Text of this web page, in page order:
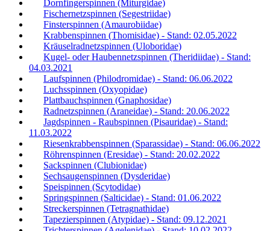
Dornfingerspinnen (Miturgidae)
Fischernetzspinnen (Segestriidae)
Finsterspinnen (Amaurobiidae)
Krabbenspinnen (Thomisidae) - Stand: 02.05.2022
Kräuselradnetzspinnen (Uloboridae)
Kugel- oder Haubennetzspinnen (Theridiidae) - Stand:
04.03.2021
Laufspinnen (Philodromidae) - Stand: 06.06.2022
Luchsspinnen (Oxyopidae)
Plattbauchspinnen (Gnaphosidae)
Radnetzspinnen (Araneidae) - Stand: 20.06.2022
Jagdspinnen - Raubspinnen (Pisauridae) - Stand:
11.03.2022
Riesenkrabbenspinnen (Sparassidae) - Stand: 06.06.2022
Röhrenspinnen (Eresidae) - Stand: 20.02.2022
Sackspinnen (Clubionidae)
Sechsaugenspinnen (Dysderidae)
Speispinnen (Scytodidae)
Springspinnen (Salticidae) - Stand: 01.06.2022
Streckerspinnen (Tetragnathidae)
Tapezierspinnen (Atypidae) - Stand: 09.12.2021